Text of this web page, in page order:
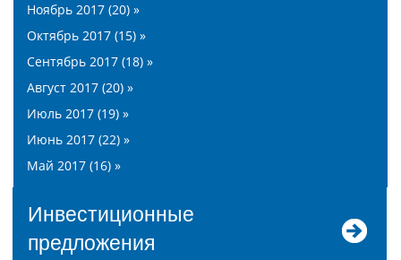
Ноябрь 2017 (20) »
Октябрь 2017 (15) »
Сентябрь 2017 (18) »
Август 2017 (20) »
Июль 2017 (19) »
Июнь 2017 (22) »
Май 2017 (16) »
Инвестиционные
предложения